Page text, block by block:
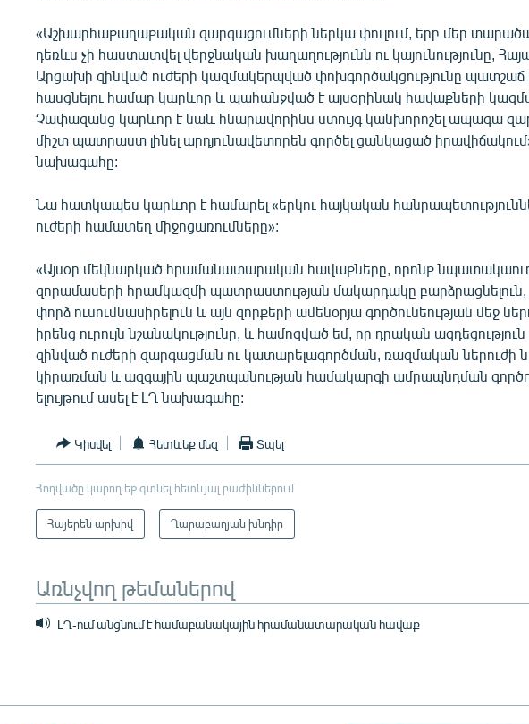
«Աշխարհաքաղաքական զարգացումների ներկա փուլում, երբ մեր
դեռևս չի հաստատվել վերջնական խաղաղությունն ու կայունությունը,
Արցախի զինված ուժերի կազմակերպված փոխգործակցությունը
հասցնելու համար կարևոր և պահանջված է այսօրինակ հավաքների
Չափազանց կարևոր է նաև հնարավորինս ստույգ կանխորոշել ապագա
միշտ պատրաստ լինել արդյունավետորեն գործել ցանկացած
նախագահը:
Նա հատկապես կարևոր է համարել «երկու հայկական
ուժերի համատեղ միջոցառումները»:
«Այսօր մեկնարկած հրամանատարական հավաքները, որոնք
զորամասերի հրամկազմի պատրաստության մակարդակը
փորձ ուսումնասիրելուն և այն զորքերի ամենօրյա գործունեության մեջ
իրենց ուրույն նշանակությունը, և համոզված եմ, որ դրական
զինված ուժերի զարգացման ու կատարելագործման, ռազմական ներուժի
կիրառման և ազգային պաշտպանության համակարգի ամրապնդման
ելույթում ասել է ԼՂ նախագահը:
Կիսվել Հետևեք մեզ Տպել
Հոդվածը կարող եք գտնել հետևյալ բաժիններում
Հայերեն արխիվ Ղարաբաղյան խնդիր
Առնչվող թեմաներով
ԼՂ-ում անցնում է համաբանակային հրամանատարական հավաք